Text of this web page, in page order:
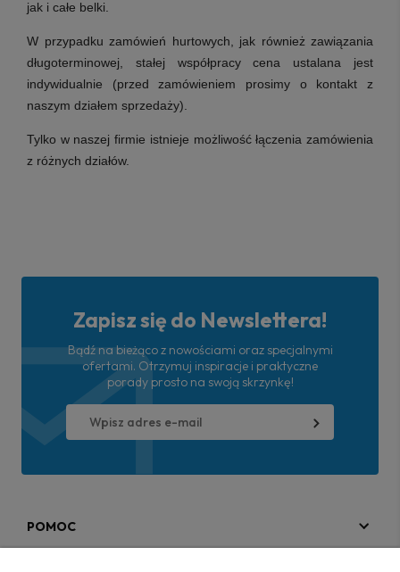
jak i całe belki.
W przypadku zamówień hurtowych, jak również zawiązania
długoterminowej, stałej współpracy cena ustalana jest
indywidualnie (przed zamówieniem prosimy o kontakt z
naszym działem sprzedaży).
Tylko w naszej firmie istnieje możliwość łączenia zamówienia
z różnych działów.
Zapisz się do Newslettera!
Bądź na bieżąco z nowościami oraz specjalnymi
ofertami. Otrzymuj inspiracje i praktyczne
porady prosto na swoją skrzynkę!
POMOC